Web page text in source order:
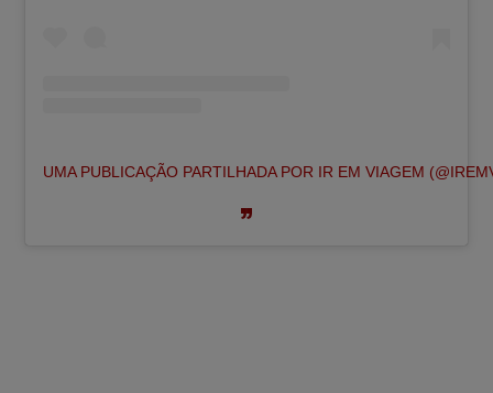
UMA PUBLICAÇÃO PARTILHADA POR IR EM VIAGEM